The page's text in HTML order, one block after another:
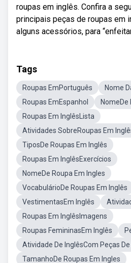
roupas em inglês. Confira a
principais peças de roupas em
alguns acessórios, para
Tags
Roupas EmPortuguês
Nome
Roupas EmEspanhol
NomeDe
Roupas Em InglêsLista
Atividades SobreRoupas Em
TiposDe Roupas Em Inglês
Roupas Em InglêsExercícios
NomeDe Roupa Em Ingles
VocabulárioDe Roupas Em Inglês
VestimentasEm Inglês
Roupas Em InglêsImagens
Roupas FemininasEm Inglês
Atividade De InglêsCom Peças
TamanhoDe Roupas Em Ingles